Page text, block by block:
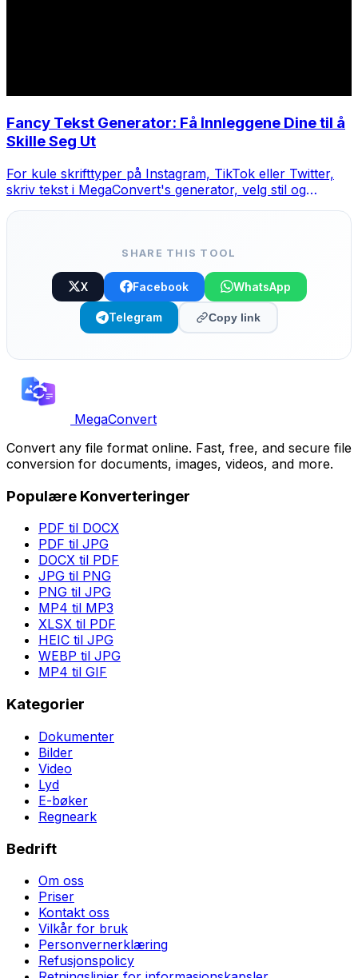
Fancy Tekst Generator: Få Innleggene Dine til å
Skille Seg Ut
For kule skrifttyper på Instagram, TikTok eller Twitter,
skriv tekst i MegaConvert's generator, velg stil og
SHARE THIS TOOL
X Facebook WhatsApp
Telegram Copy link
MegaConvert
Convert any file format online. Fast, free, and secure file
conversion for documents, images, videos, and more.
Populære Konverteringer
PDF til DOCX
PDF til JPG
DOCX til PDF
JPG til PNG
PNG til JPG
MP4 til MP3
XLSX til PDF
HEIC til JPG
WEBP til JPG
MP4 til GIF
Kategorier
Dokumenter
Bilder
Video
Lyd
E-bøker
Regneark
Bedrift
Om oss
Priser
Kontakt oss
Vilkår for bruk
Personvernerklæring
Refusjonspolicy